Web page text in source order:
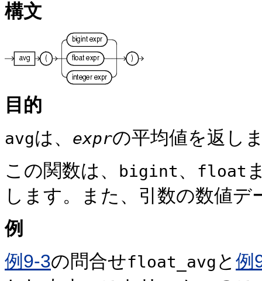
構文
目的
avgは、 exprの平均値を返し
この関数は、
bigint、 float
します。また、引数の数値デ
例
例9-3の問合せfloat_avg と 例